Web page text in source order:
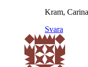
Kram, Carina
Svara